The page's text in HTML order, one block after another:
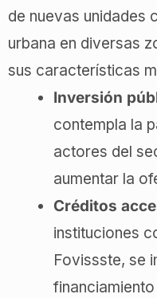
de nuevas unidades
urbana en diversas
sus características
Inversión
contempla la
actores del
aumentar la
Créditos
instituciones
Fovissste, se